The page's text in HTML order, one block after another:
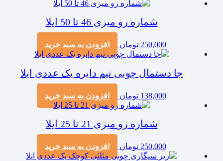
شماره رو میزی 46 تا 50 ایلا
250,000 تومان افزودن به سبد خرید
جا دستمال چوبی نیم دایره یک عددی ایلا
138,000 تومان افزودن به سبد خرید
شماره رو میزی 21 تا 25 ایلا
250,000 تومان افزودن به سبد خرید